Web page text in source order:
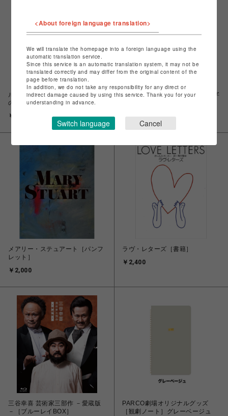
ル・コント 『この世界に１９文字
の文章など存在しない』［スライ
￥2,000
ル・コント 『この世界に１９文字
￥1,000
メアリー・ステュアート［パンフ
レット］
￥2,000
ラヴ・レターズ［書籍］
￥2,400
三谷幸喜 芸術家三部作 －愛蔵版
－［ブルーレイBOX］
PARCO劇場オリジナルグッズ
［観劇ノート］グレーベージュ
<About foreign language translation>
We will translate the homepage into a foreign language using the
automatic translation service.
Since this service is an automatic translation system, it may not be
translated correctly and may differ from the original content of the
page before translation.
In addition, we do not take any responsibility for any direct or
indirect damage caused by using this service. Thank you for your
understanding in advance.
Switch language Cancel